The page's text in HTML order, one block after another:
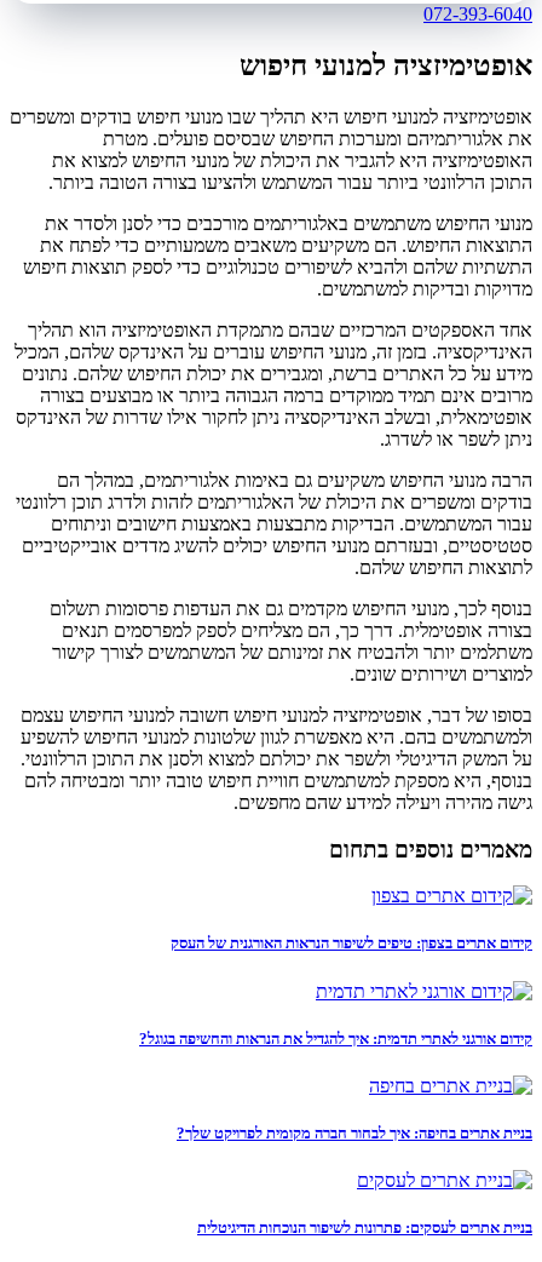
072-393-6040
אופטימיזציה למנועי חיפוש
אופטימיזציה למנועי חיפוש היא תהליך שבו מנועי חיפוש בודקים ומשפרים
את אלגוריתמיהם ומערכות החיפוש שבסיסם פועלים. מטרת
האופטימיזציה היא להגביר את היכולת של מנועי החיפוש למצוא את
התוכן הרלוונטי ביותר עבור המשתמש ולהציעו בצורה הטובה ביותר.
מנועי החיפוש משתמשים באלגוריתמים מורכבים כדי לסנן ולסדר את
התוצאות החיפוש. הם משקיעים משאבים משמעותיים כדי לפתח את
התשתיות שלהם ולהביא לשיפורים טכנולוגיים כדי לספק תוצאות חיפוש
מדויקות ובדיקות למשתמשים.
אחד האספקטים המרכזיים שבהם מתמקדת האופטימיזציה הוא תהליך
האינדיקסציה. בזמן זה, מנועי החיפוש עוברים על האינדקס שלהם, המכיל
מידע על כל האתרים ברשת, ומגבירים את יכולת החיפוש שלהם. נתונים
מרובים אינם תמיד ממוקדים ברמה הגבוהה ביותר או מבוצעים בצורה
אופטימאלית, ובשלב האינדיקסציה ניתן לחקור אילו שדרות של האינדקס
ניתן לשפר או לשדרג.
הרבה מנועי החיפוש משקיעים גם באימות אלגוריתמים, במהלך הם
בודקים ומשפרים את היכולת של האלגוריתמים לזהות ולדרג תוכן רלוונטי
עבור המשתמשים. הבדיקות מתבצעות באמצעות חישובים וניתוחים
סטטיסטיים, ובעזרתם מנועי החיפוש יכולים להשיג מדדים אובייקטיביים
לתוצאות החיפוש שלהם.
בנוסף לכך, מנועי החיפוש מקדמים גם את העדפות פרסומות תשלום
בצורה אופטימלית. דרך כך, הם מצליחים לספק למפרסמים תנאים
משתלמים יותר ולהבטיח את זמינותם של המשתמשים לצורך קישור
למוצרים ושירותים שונים.
בסופו של דבר, אופטימיזציה למנועי חיפוש חשובה למנועי החיפוש עצמם
ולמשתמשים בהם. היא מאפשרת לגוון שלטונות למנועי החיפוש להשפיע
על המשק הדיגיטלי ולשפר את יכולתם למצוא ולסנן את התוכן הרלוונטי.
בנוסף, היא מספקת למשתמשים חוויית חיפוש טובה יותר ומבטיחה להם
גישה מהירה ויעילה למידע שהם מחפשים.
מאמרים נוספים בתחום
קידום אתרים בצפון: טיפים לשיפור הנראות האורגנית של העסק
קידום אורגני לאתרי תדמית: איך להגדיל את הנראות והחשיפה בגוגל?
בניית אתרים בחיפה: איך לבחור חברה מקומית לפרויקט שלך?
בניית אתרים לעסקים: פתרונות לשיפור הנוכחות הדיגיטלית